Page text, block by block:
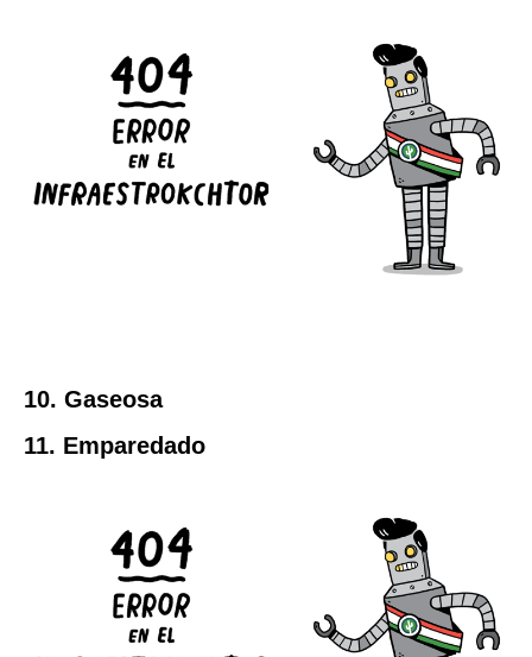
10. Gaseosa
11. Emparedado